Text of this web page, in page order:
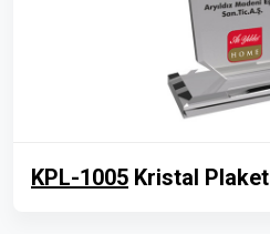
KPL-1005 Kristal Plaket